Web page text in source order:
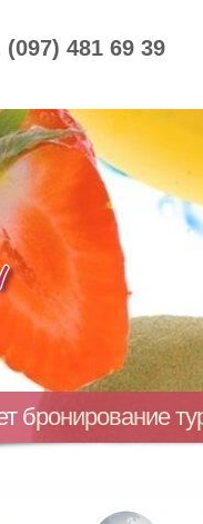
(097) 481 69 39
бронирование